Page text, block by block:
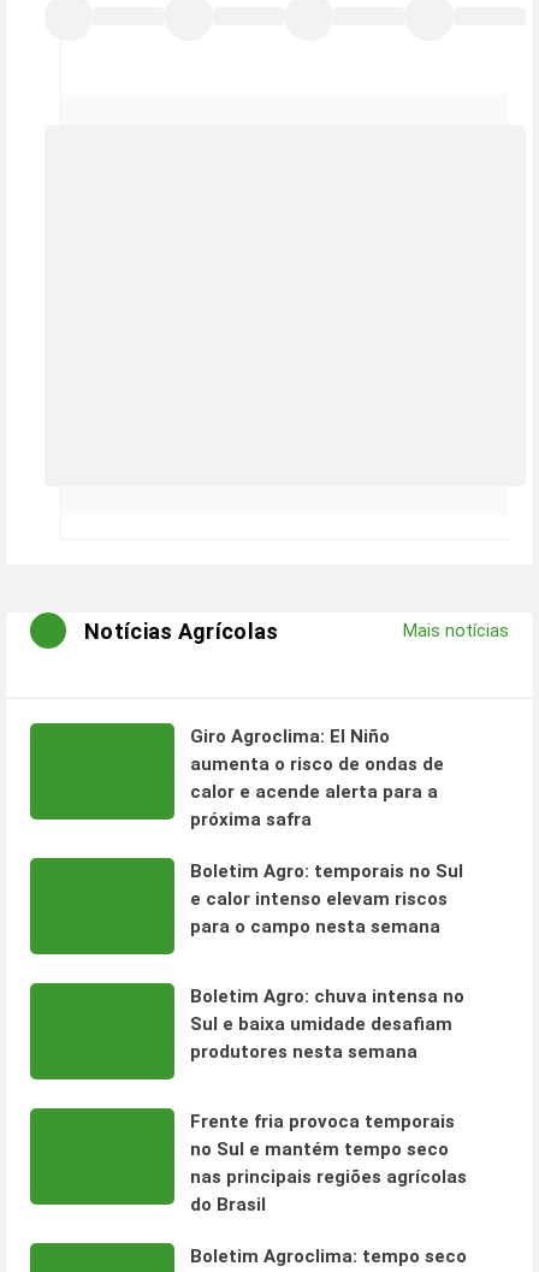
Notícias Agrícolas Mais notícias
Giro Agroclima: El Niño
aumenta o risco de ondas de
calor e acende alerta para a
próxima safra
Boletim Agro: temporais no Sul
e calor intenso elevam riscos
para o campo nesta semana
Boletim Agro: chuva intensa no
Sul e baixa umidade desafiam
produtores nesta semana
Frente fria provoca temporais
no Sul e mantém tempo seco
nas principais regiões agrícolas
do Brasil
Boletim Agroclima: tempo seco